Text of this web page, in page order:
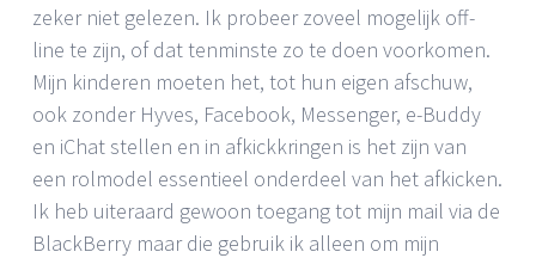
zeker niet gelezen. Ik probeer zoveel mogelijk off-
line te zijn, of dat tenminste zo te doen voorkomen.
Mijn kinderen moeten het, tot hun eigen afschuw,
ook zonder Hyves, Facebook, Messenger, e-Buddy
en iChat stellen en in afkickkringen is het zijn van
een rolmodel essentieel onderdeel van het afkicken.
Ik heb uiteraard gewoon toegang tot mijn mail via de
BlackBerry maar die gebruik ik alleen om mijn